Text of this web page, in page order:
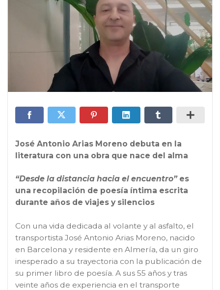
José Antonio Arias Moreno debuta en la
literatura con una obra que nace del alma
“Desde la distancia hacia el encuentro”es
una recopilación de poesía íntima escrita
durante años de viajes y silencios
Con una vida dedicada al volante y al asfalto, el
transportista José Antonio Arias Moreno, nacido
en Barcelona y residente en Almería, da un giro
inesperado a su trayectoria con la publicación de
su primer libro de poesía. A sus 55 años y tras
veinte años de experiencia en el transporte